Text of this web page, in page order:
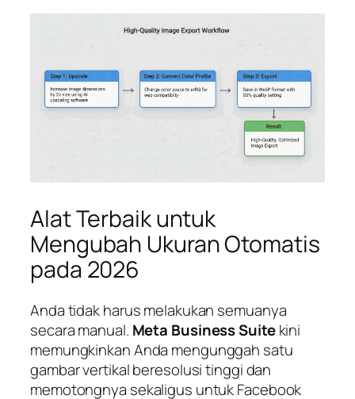
Alat Terbaik untuk
Mengubah Ukuran Otomatis
pada 2026
Anda tidak harus melakukan semuanya
secara manual. Meta Business Suitekini
memungkinkan Anda mengunggah satu
gambar vertikal beresolusi tinggi dan
memotongnya sekaligus untuk Facebook